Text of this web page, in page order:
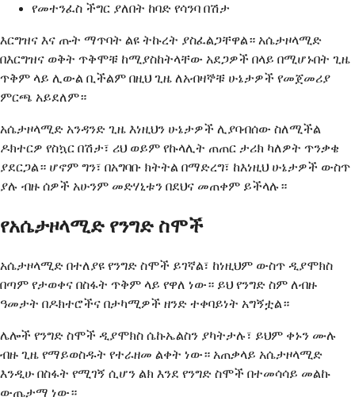
የመተንፈስ ችግር ያለበት ከባድ የሳንባ በሽታ
እርግዝና እና ጡት ማጥባት ልዩ ትኩረት ያስፈልጋቸዋል። አሴታዞላሚድ
በእርግዝና ወቅት ጥቅሞቹ ከሚያስከትላቸው አደጋዎች በላይ በሚሆኑበት ጊዜ
ጥቅም ላይ ሊውል ቢችልም በዚህ ጊዜ ለአብዛኞቹ ሁኔታዎች የመጀመሪያ
ምርጫ አይደለም።
አሴታዞላሚድ አንዳንድ ጊዜ እነዚህን ሁኔታዎች ሊያባብሰው ስለሚችል
ዶክተርዎ የስኳር በሽታ፣ ሪህ ወይም የኩላሊት ጠጠር ታሪክ ካለዎት ጥንቃቄ
ያደርጋል። ሆኖም ግን፣ በአግባቡ ክትትል በማድረግ፣ ከእነዚህ ሁኔታዎች ውስጥ
ያሉ ብዙ ሰዎች አሁንም መድሃኒቱን በደህና መጠቀም ይችላሉ።
የአሴታዞላሚድ የንግድ ስሞች
አሴታዞላሚድ በተለያዩ የንግድ ስሞች ይገኛል፣ ከነዚህም ውስጥ ዲያሞክስ
በጣም የታወቀና በስፋት ጥቅም ላይ የዋለ ነው። ይህ የንግድ ስም ለብዙ
ዓመታት በዶክተሮችና በታካሚዎች ዘንድ ተቀባይነት አግኝቷል።
ሌሎች የንግድ ስሞች ዲያሞክስ ሴኩኤልስን ያካትታሉ፣ ይህም ቀኑን ሙሉ
ብዙ ጊዜ የማይወስዱት የተራዘመ ልቀት ነው። አጠቃላይ አሴታዞላሚድ
እንዲሁ በስፋት የሚገኝ ሲሆን ልክ እንደ የንግድ ስሞች በተመሳሳይ መልኩ
ውጤታማ ነው።